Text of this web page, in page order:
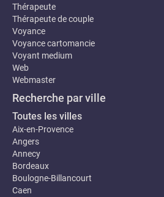
Thérapeute
Thérapeute de couple
Voyance
Voyance cartomancie
Voyant medium
Web
Webmaster
Recherche par ville
Toutes les villes
Aix-en-Provence
Angers
Annecy
Bordeaux
Boulogne-Billancourt
Caen